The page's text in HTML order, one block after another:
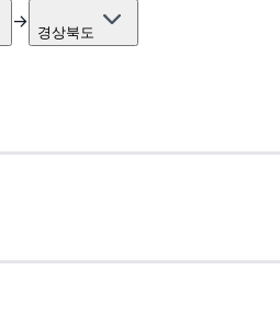
→ 경상북도